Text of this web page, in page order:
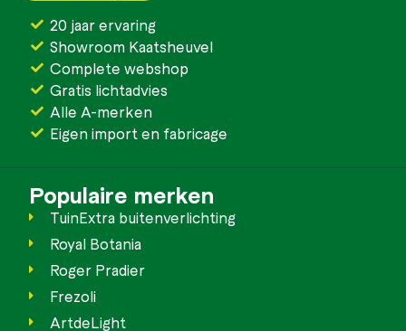
20 jaar ervaring
Showroom Kaatsheuvel
Complete webshop
Gratis lichtadvies
Alle A-merken
Eigen import en fabricage
Populaire merken
TuinExtra buitenverlichting
Royal Botania
Roger Pradier
Frezoli
ArtdeLight